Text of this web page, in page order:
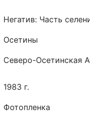
Негатив: Часть
Осетины
Северо-Осетинская
1983 г.
Фотопленка